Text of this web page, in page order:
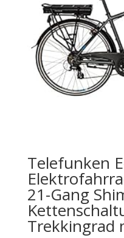
Telefunken
21-Gang
Trekkingrad